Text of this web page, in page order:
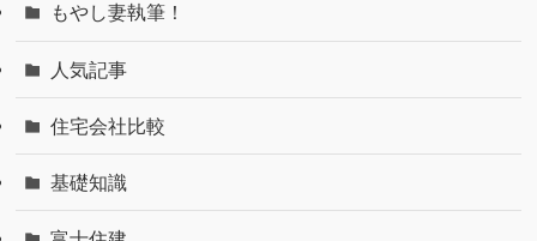
もやし妻執筆！
人気記事
住宅会社比較
基礎知識